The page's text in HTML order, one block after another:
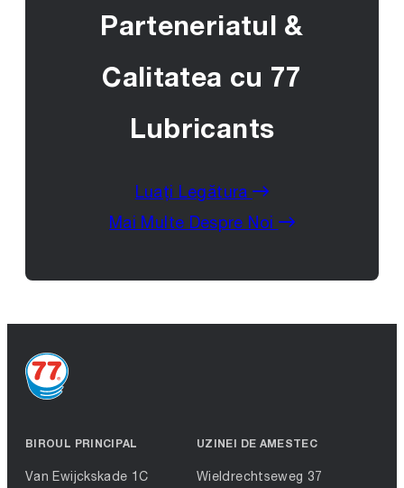
Parteneriatul &
Calitatea cu 77
Lubricants
Luați Legătura
Mai Multe Despre Noi
BIROUL PRINCIPAL
Van Ewijckskade 1C
UZINEI DE AMESTEC
Wieldrechtseweg 37